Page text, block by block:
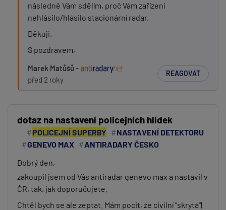
následně Vám sdělím, proč Vám zařízení
nehlásilo/hlásilo stacionární radar.
Děkuji.
S pozdravem,
Marek Matůšů -
před 2 roky
REAGOVAT
dotaz na nastavení policejních hlídek
POLICEJNÍ SUPERBY
NASTAVENÍ DETEKTORU
GENEVO MAX
ANTIRADARY ČESKO
Dobrý den,
zakoupil jsem od Vás antiradar genevo max a nastavil v
ČR, tak, jak doporučujete.
Chtěl bych se ale zeptat. Mám pocit, že civilní "skrytá"|